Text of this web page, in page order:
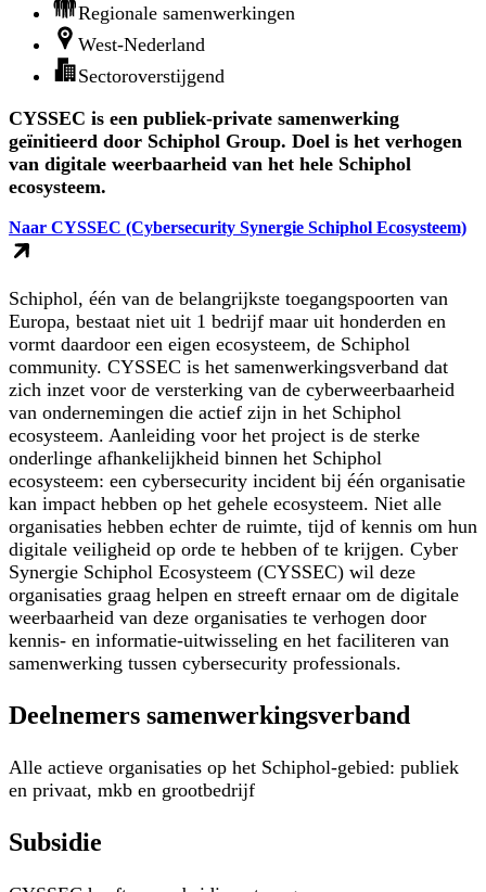
Regionale samenwerkingen
West-Nederland
Sectoroverstijgend
CYSSEC is een publiek-private samenwerking
geïnitieerd door Schiphol Group. Doel is het verhogen
van digitale weerbaarheid van het hele Schiphol
ecosysteem.
Naar CYSSEC (Cybersecurity Synergie Schiphol Ecosysteem)
Schiphol, één van de belangrijkste toegangspoorten van
Europa, bestaat niet uit 1 bedrijf maar uit honderden en
vormt daardoor een eigen ecosysteem, de Schiphol
community. CYSSEC is het samenwerkingsverband dat
zich inzet voor de versterking van de cyberweerbaarheid
van ondernemingen die actief zijn in het Schiphol
ecosysteem. Aanleiding voor het project is de sterke
onderlinge afhankelijkheid binnen het Schiphol
ecosysteem: een cybersecurity incident bij één organisatie
kan impact hebben op het gehele ecosysteem. Niet alle
organisaties hebben echter de ruimte, tijd of kennis om hun
digitale veiligheid op orde te hebben of te krijgen. Cyber
Synergie Schiphol Ecosysteem (CYSSEC) wil deze
organisaties graag helpen en streeft ernaar om de digitale
weerbaarheid van deze organisaties te verhogen door
kennis- en informatie-uitwisseling en het faciliteren van
samenwerking tussen cybersecurity professionals.
Deelnemers samenwerkingsverband
Alle actieve organisaties op het Schiphol-gebied: publiek
en privaat, mkb en grootbedrijf
Subsidie